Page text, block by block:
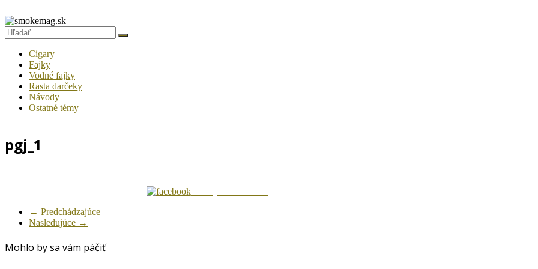
na
obsah
smokemag.sk
Fajčiarsky
magazín
pre
gurmánov
tabaku
Cigary
Fajky
Vodné fajky
Rasta darčeky
Návody
Ostatné témy
pgj_1
Zdielaj na Facebook
← Predchádzajúce
Nasledujúce →
Mohlo by sa vám páčiť